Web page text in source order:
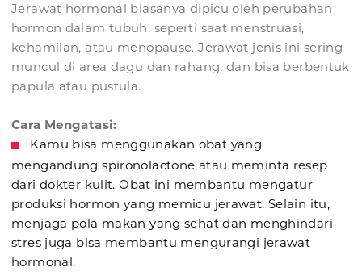
Jerawat hormonal biasanya dipicu oleh perubahan
hormon dalam tubuh, seperti saat menstruasi,
kehamilan, atau menopause. Jerawat jenis ini sering
muncul di area dagu dan rahang, dan bisa berbentuk
papula atau pustula.
Cara Mengatasi:
Kamu bisa menggunakan obat yang
mengandung spironolactone atau meminta resep
dari dokter kulit. Obat ini membantu mengatur
produksi hormon yang memicu jerawat. Selain itu,
menjaga pola makan yang sehat dan menghindari
stres juga bisa membantu mengurangi jerawat
hormonal.